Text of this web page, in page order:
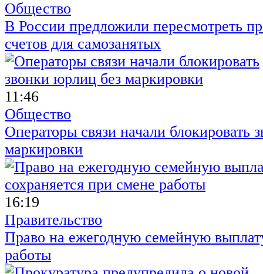
Общество
В России предложили пересмотреть
счетов для самозанятых
11:46
Общество
Операторы связи начали блокировать
маркировки
16:19
Правительство
Право на ежегодную семейную
работы